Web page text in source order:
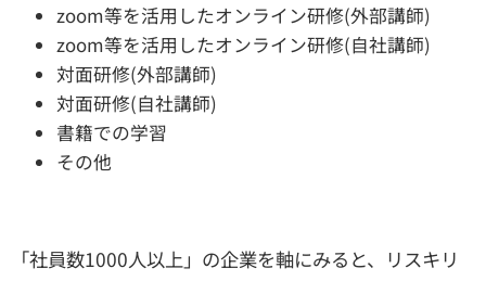
zoom等を活用したオンライン研修(外部講師)
zoom等を活用したオンライン研修(自社講師)
対面研修(外部講師)
対面研修(自社講師)
書籍での学習
その他
「社員数1000人以上」の企業を軸にみると、リスキリ